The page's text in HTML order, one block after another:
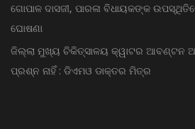
ଗୋପାଳ ଦାସଜୀ, ପାରଳା ବିଧାୟକଙ୍କ
ଘୋଷଣା
ଜିଲ୍ଲା ମୁଖ୍ୟ ଚିକିତ୍ସାଳୟ କ୍ୱାଟର ଆବଣ୍ଟନ
ପ୍ରଶ୍ନ ନାହିଁ : ଡିଏମଓ ଡାକ୍ତର ମିତ୍ର